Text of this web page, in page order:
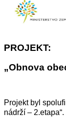
PROJEKT:
„Obnova
Projekt byl
nádrží – 2.etapa“.